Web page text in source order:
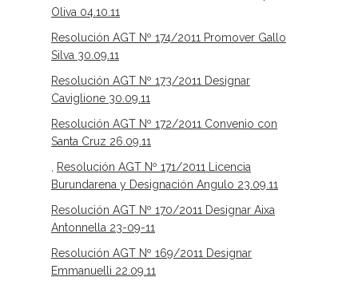
Oliva 04.10.11
Resolución AGT Nº 174/2011 Promover Gallo
Silva 30.09.11
Resolución AGT Nº 173/2011 Designar
Caviglione 30.09.11
Resolución AGT Nº 172/2011 Convenio con
Santa Cruz 26.09.11
Resolución AGT Nº 171/2011 Licencia
Burundarena y Designación Angulo 23.09.11
Resolución AGT Nº 170/2011 Designar Aixa
Antonnella 23-09-11
Resolución AGT Nº 169/2011 Designar
Emmanuelli 22.09.11